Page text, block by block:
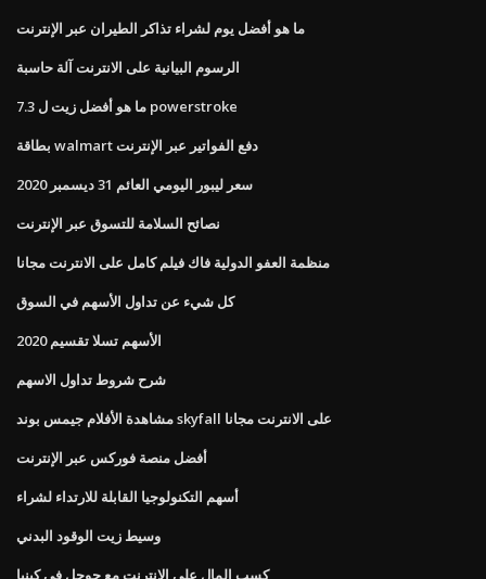
ما هو أفضل يوم لشراء تذاكر الطيران عبر الإنترنت
الرسوم البيانية على الانترنت آلة حاسبة
ما هو أفضل زيت ل 7.3 powerstroke
بطاقة walmart دفع الفواتير عبر الإنترنت
سعر ليبور اليومي العائم 31 ديسمبر 2020
نصائح السلامة للتسوق عبر الإنترنت
منظمة العفو الدولية فاك فيلم كامل على الانترنت مجانا
كل شيء عن تداول الأسهم في السوق
الأسهم تسلا تقسيم 2020
شرح شروط تداول الاسهم
مشاهدة الأفلام جيمس بوند skyfall على الانترنت مجانا
أفضل منصة فوركس عبر الإنترنت
أسهم التكنولوجيا القابلة للارتداء لشراء
وسيط زيت الوقود البدني
كسب المال على الانترنت مع جوجل في كينيا